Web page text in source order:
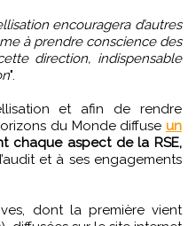
encouragera d’autres
à prendre conscience des
direction, indispensable
".
et afin de rendre
du Monde diffuse un
chaque aspect de la RSE,
et à ses engagements
dont la première vient